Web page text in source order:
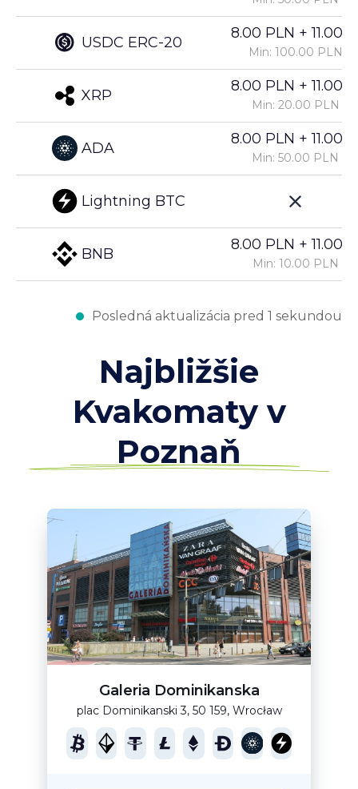
USDC ERC-20
XRP
ADA
Lightning BTC
BNB
8.00 PLN +
Min: 100.00 PLN
8.00 PLN +
Min: 20.00 PLN
8.00 PLN +
Min: 50.00 PLN
8.00 PLN +
Min: 10.00 PLN
Posledná aktualizácia pred 1 sekundou
Najbližšie
Kvakomaty v
Poznaň
Galeria Dominikanska
plac Dominikanski 3, 50 159, Wrocław